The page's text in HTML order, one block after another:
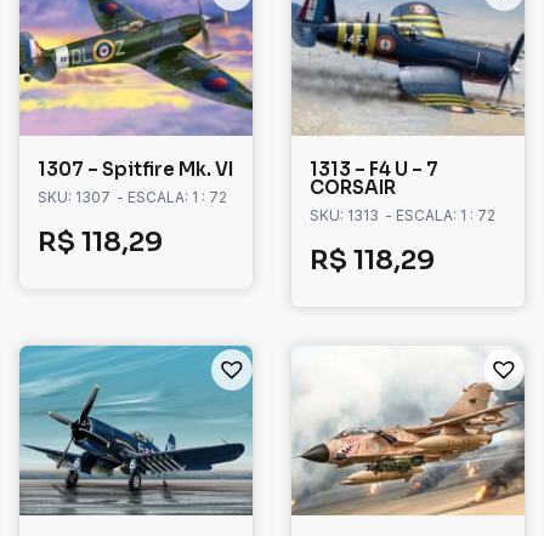
1307 – Spitfire Mk. VI
SKU: 1307 - ESCALA: 1 : 72
R$ 118,29
1313 – F4 U – 7
CORSAIR
SKU: 1313 - ESCALA: 1 : 72
R$ 118,29